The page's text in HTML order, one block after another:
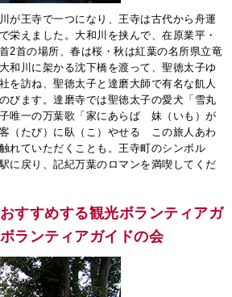
が王寺で一つになり、王寺は古代から舟運
栄えました。大和川を挟んで、在原業平・
2首の場所、春は桜・秋は紅葉の名所県立竜
和川に架かる沈下橋を渡って、聖徳太子ゆ
を訪ね、聖徳太子と達磨大師で有名な飢人
びます。達磨寺では聖徳太子の愛犬「雪丸
唯一の万葉歌「家にあらば 妹（いも）が
（たび）に臥（こ）やせる この旅人あわ
れていただくことも。王寺町のシンボル
に戻り、記紀万葉のロマンを満喫してくだ
おすすめする観光ボランティアガ
ランティアガイドの会